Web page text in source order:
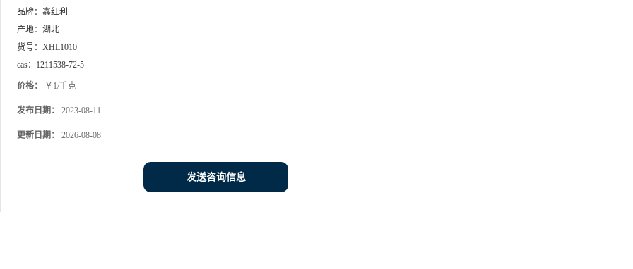
品牌： 鑫红利
产地： 湖北
货号： XHL1010
cas： 1211538-72-5
价格： ￥1/千克
发布日期： 2023-08-11
更新日期： 2026-08-08
发送咨询信息